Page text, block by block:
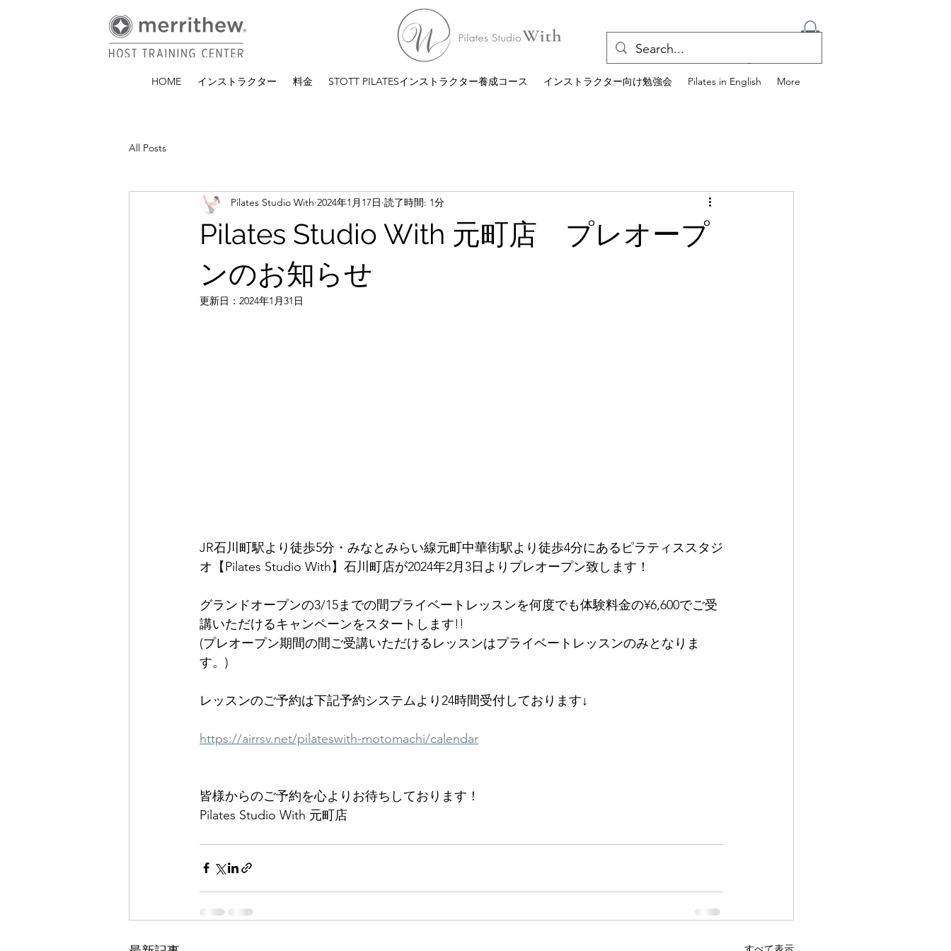
HOME インストラクター 料金 STOTT PILATESインストラクター養成コース インストラクター向け勉強会 Pilates in English More
All Posts
Pilates Studio With 元町店 プレオープ
ンのお知らせ
Pilates Studio With 2024年1月17日 読了時間: 1分
更新日： 2024年1月31日
JR石川町駅より徒歩5分・みなとみらい線元町中華街駅より徒歩4分にあるピラティススタジ
オ【Pilates Studio With】石川町店が2024年2月3日よりプレオープン致します！
グランドオープンの3/15までの間プライベートレッスンを何度でも体験料金の¥6,600でご受
講いただけるキャンペーンをスタートします!!
(プレオープン期間の間ご受講いただけるレッスンはプライベートレッスンのみとなりま
す。)
レッスンのご予約は下記予約システムより24時間受付しております↓
https://airrsv.net/pilateswith-motomachi/calendar
皆様からのご予約を心よりお待ちしております！
Pilates Studio With 元町店